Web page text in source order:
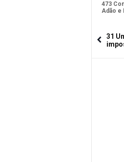
473
Adão e
31